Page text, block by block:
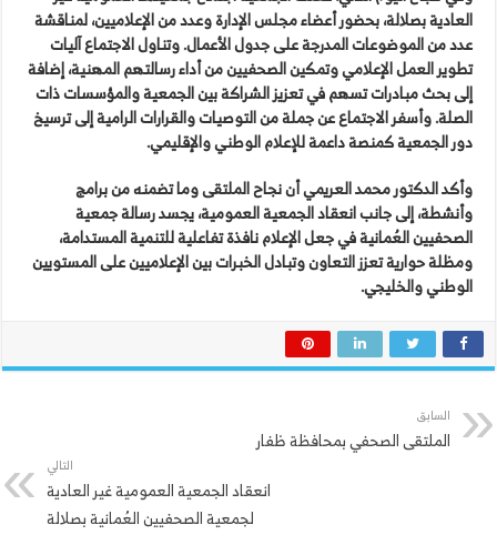
العادية بصلالة، بحضور أعضاء مجلس الإدارة وعدد من الإعلاميين، لمناقشة
عدد من الموضوعات المدرجة على جدول الأعمال. وتناول الاجتماع آليات
تطوير العمل الإعلامي وتمكين الصحفيين من أداء رسالتهم المهنية، إضافة
إلى بحث مبادرات تسهم في تعزيز الشراكة بين الجمعية والمؤسسات ذات
الصلة. وأسفر الاجتماع عن جملة من التوصيات والقرارات الرامية إلى ترسيخ
دور الجمعية كمنصة داعمة للإعلام الوطني والإقليمي.
وأكد الدكتور محمد العريمي أن نجاح الملتقى وما تضمنه من برامج
وأنشطة، إلى جانب انعقاد الجمعية العمومية، يجسد رسالة جمعية
الصحفيين العُمانية في جعل الإعلام نافذة تفاعلية للتنمية المستدامة،
ومظلة حوارية تعزز التعاون وتبادل الخبرات بين الإعلاميين على المستويين
الوطني والخليجي.
السابق
الملتقى الصحفي بمحافظة ظفار
التالي
انعقاد الجمعية العمومية غير العادية
لجمعية الصحفيين العُمانية بصلالة